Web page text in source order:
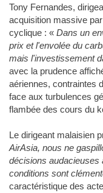
Tony Fernandes,
acquisition massive
cyclique : « Dans un
prix et l'envolée du
mais l'investissement
avec la prudence
aériennes, contraintes
face aux turbulences
flambée des cours du
Le dirigeant malaisien
AirAsia, nous ne
décisions audacieuses
conditions sont
caractéristique des